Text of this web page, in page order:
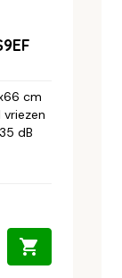
cm
vriezen
dB